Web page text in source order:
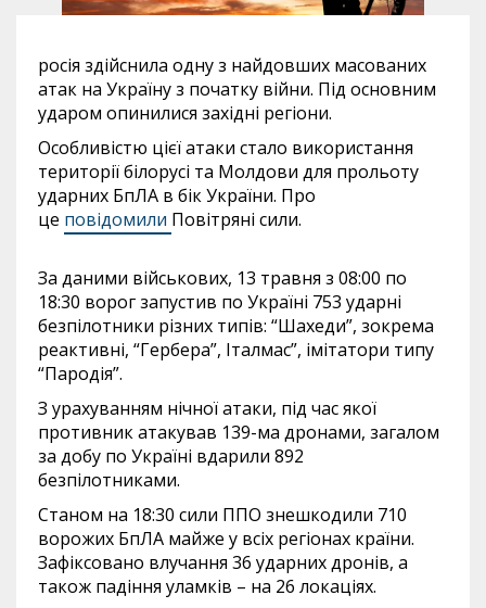
росія здійснила одну з найдовших масованих
атак на Україну з початку війни. Під основним
ударом опинилися західні регіони.
Особливістю цієї атаки стало використання
території білорусі та Молдови для прольоту
ударних БпЛА в бік України. Про
це повідомили Повітряні сили.
За даними військових, 13 травня з 08:00 по
18:30 ворог запустив по Україні 753 ударні
безпілотники різних типів: “Шахеди”, зокрема
реактивні, “Гербера”, Італмас”, імітатори типу
“Пародія”.
З урахуванням нічної атаки, під час якої
противник атакував 139-ма дронами, загалом
за добу по Україні вдарили 892
безпілотниками.
Станом на 18:30 сили ППО знешкодили 710
ворожих БпЛА майже у всіх регіонах країни.
Зафіксовано влучання 36 ударних дронів, а
також падіння уламків – на 26 локаціях.